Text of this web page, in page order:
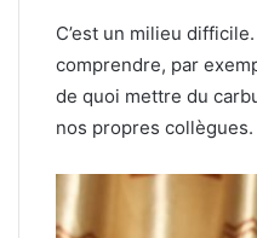
C’est un milieu
comprendre, par
de quoi mettre du
nos propres collègues.